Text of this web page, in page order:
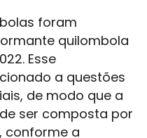
foram
quilombola
Esse
a questões
de modo que a
ser composta por
conforme a